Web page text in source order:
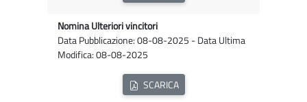
Nomina Ulteriori vincitori
Data Pubblicazione: 08-08-2025 - Data Ultima
Modifica: 08-08-2025
SCARICA